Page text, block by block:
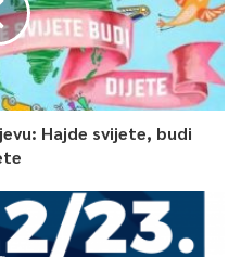
Hajde svijete, budi